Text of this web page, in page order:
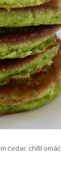
čedar, chilli